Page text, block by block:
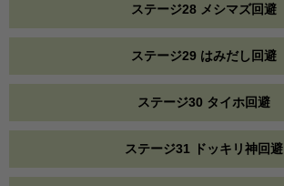
ステージ28 メシマズ回避
ステージ29 はみだし回避
ステージ30 タイホ回避
ステージ31 ドッキリ神回避